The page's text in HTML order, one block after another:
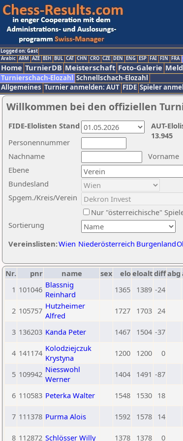
Logged on: Gast
Arabic ARM AZE BIH BUL CAT CHN CRO CZE DEN ENG ESP FAI FIN FRA
Home TurnierDB Meisterschaft Foto-Galerie
Turnierschach-Elozahl Schnellschach-Elozahl
Allgemeines Turnier anmelden: AUT FIDE Spieler
Willkommen bei den offiziellen
Nachname
Vorname
Ebene
Sortierung
Personennummer
Bundesland
Spgem./Kreis/Verein
Nur "österreichische"
Vereinslisten:Wien Niederösterreich Burgenland
AUT-
13.945
FIDE-Elolisten Stand
Nr. pnr name sex eloeloaltdiffabg
1 101046 Blassnig
Reinhard
1365 1389 -24
2 105757 Hutzheimer
Alfred
1727 1703 24
3 136203 Kanda Peter 1467 1504 -37
4 141174 Kolodziejczuk
Krystyna
1200 1200 0
5 109942 Niesswohl
Werner
1404 1491 -87
6 110583 Peterka Walter 1548 1530 18
7 111378 Purma Alois 1592 1578 14
8 112872 Schlösser Willy 1378 1378 0